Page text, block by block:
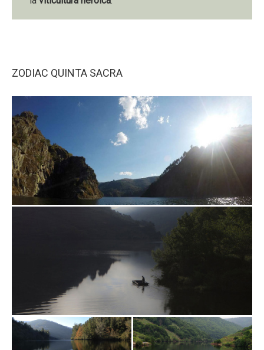
ZODIAC QUINTA SACRA